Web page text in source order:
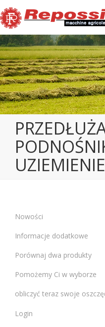
Nowości
Informacje dodatkowe
Porównaj dwa produkty
Pomożemy Ci w wyborze
obliczyć teraz swoje
Login